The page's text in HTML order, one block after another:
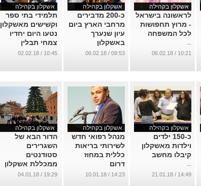
אשקלון בקהילה
לראשונה בישראל
- מרוץ תחפושות
לכל המשפחה
...
10:21 / 06.02.18
אשקלון בקהילה
כ-200 מדבירים
מרחבי הארץ ביום
עיון שנערך
באשקלון
...
09:53 / 06.02.18
אשקלון בקהילה
תלמידי בתי ספר
וקשישים מאשקלון
נטעו היום יחדיו
צמחי תבלין
...
10:45 / 02.02.18
אשקלון בקהילה
כ-150 ילדים
וילדות מאשקלון
קיבלו מחשב
...
14:49 / 21.01.18
אשקלון בקהילה
מנהל רפואי חדש
לשירותי בריאות
כללית במחוז
דרום
...
14:23 / 10.01.18
אשקלון בקהילה
הדור הבא של
השגרירים
סטודנטים
ממכללת אשקלון
...
19:29 / 04.01.18